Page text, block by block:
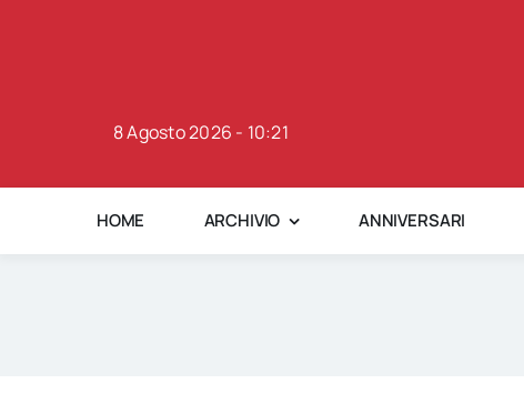
8 Agosto 2026 - 10:21
HOME ARCHIVIO ANNIVERSARI